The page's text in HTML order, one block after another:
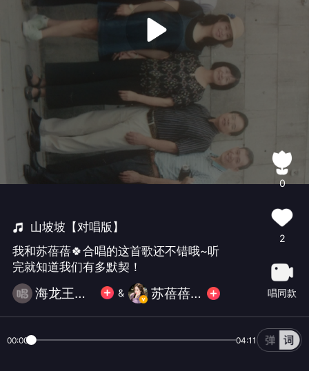
山坡坡【对唱版】
我和苏蓓蓓🍀合唱的这首歌还不错哦~听
完就知道我们有多默契！
海龙王小子 & 苏蓓蓓🍀
0
2
唱同款
00:00 04:11